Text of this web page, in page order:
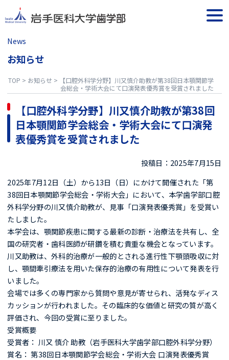
content
News
お知らせ
TOP > お知らせ>
【口腔外科学分野】川又慎介助教が第38回日本顎関節学
会総会・学術大会にて口演発表優秀賞を受賞されました
【口腔外科学分野】川又慎介助教が第38回
日本顎関節学会総会・学術大会にて口演発
表優秀賞を受賞されました
投稿日：2025年7月15日
2025年7月12日（土）から13日（日）にかけて開催された「第
38回日本顎関節学会総会・学術大会」において、本学歯学部口腔
外科学分野の川又慎介助教が、見事「口演発表優秀賞」を受賞い
たしました。
本学会は、顎関節疾患に関する最新の診断・治療法を共有し、全
国の研究者・歯科医師が研鑽を積む貴重な機会となっています。
川又助教は、外科的治療が一般的とされる進行性下顎頭吸収に対
し、顎間牽引療法を用いた保存的治療の有用性について発表を行
いました。
会場では多くの専門家から質問や意見が寄せられ、活発なディス
カッションが行われました。その臨床的な価値と研究の質が高く
評価され、今回の受賞に至りました。
受賞概要
受賞者： 川又 慎介 助教（岩手医科大学歯学部口腔外科学分野）
賞名： 第38回日本顎関節学会総会・学術大会 口演発表優秀賞